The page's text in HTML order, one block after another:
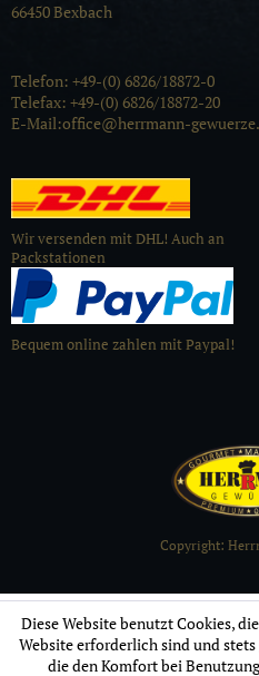
66450 Bexbach
Telefon: +49-(0) 6826/18872-0
Telefax: +49-(0) 6826/18872-20
E-Mail:office@herrmann-
Wir versenden mit DHL! Auch an
Packstationen
Bequem online zahlen mit Paypal!
Copyright:
Diese Website benutzt Cookies,
Website erforderlich sind und
die den Komfort bei